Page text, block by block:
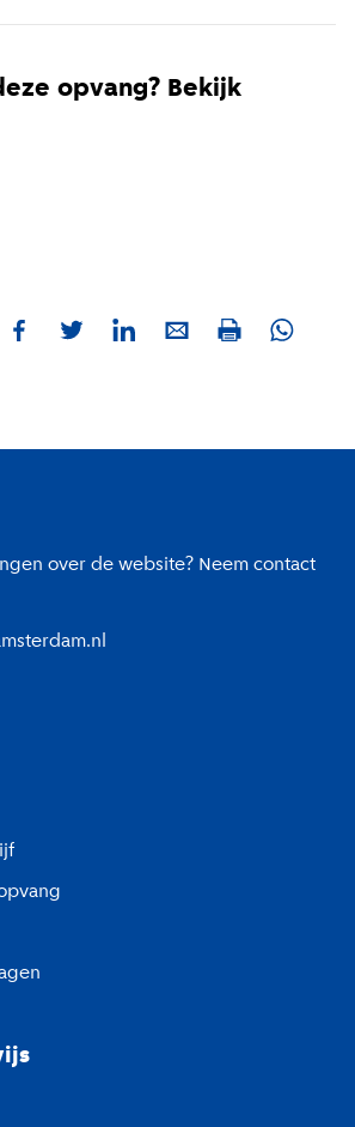
opvang? Bekijk
FacebookTwitterLinkedInE-mailPrint
over de website? Neem contact